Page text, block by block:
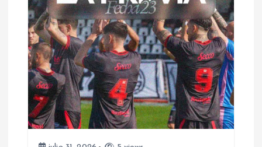
c
ó
n
d